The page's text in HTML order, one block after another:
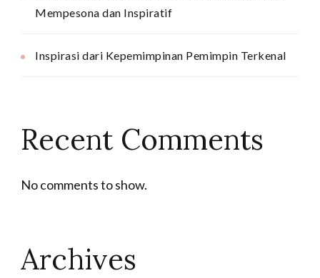
Mempesona dan Inspiratif
Inspirasi dari Kepemimpinan Pemimpin Terkenal
Recent Comments
No comments to show.
Archives